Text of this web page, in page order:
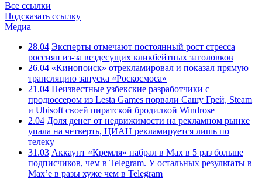
Все ссылки
Подсказать ссылку
Медиа
28.04 Эксперты отмечают постоянный рост стресса
россиян из-за вездесущих кликбейтных заголовков
26.04 «Кинопоиск» отрекламировал и показал прямую
трансляцию запуска «Роскосмоса»
21.04 Неизвестные узбекские разработчики с
продюссером из Lesta Games порвали Сашу Грей, Steam
и Ubisoft своей пиратской бродилкой Windrose
2.04 Доля денег от недвижимости на рекламном рынке
упала на четверть, ЦИАН рекламируется лишь по
телеку
31.03 Аккаунт «Кремля» набрал в Max в 5 раз больше
подписчиков, чем в Telegram. У остальных результаты в
Max’е в разы хуже чем в Telegram